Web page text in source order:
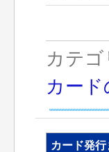
カテゴ
カード
カード発